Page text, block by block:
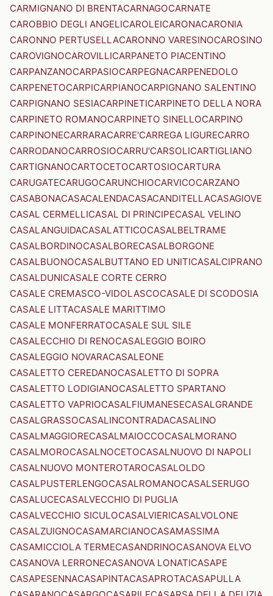
CARMIGNANO DI BRENTACARNAGOCARNATE
CAROBBIO DEGLI ANGELICAROLEICARONACARONIA
CARONNO PERTUSELLACARONNO VARESINOCAROSINO
CAROVIGNOCAROVILLICARPANETO PIACENTINO
CARPANZANOCARPASIOCARPEGNACARPENEDOLO
CARPENETOCARPICARPIANOCARPIGNANO SALENTINO
CARPIGNANO SESIACARPINETICARPINETO DELLA NORA
CARPINETO ROMANOCARPINETO SINELLOCARPINO
CARPINONECARRARACARRE'CARREGA LIGURECARRO
CARRODANOCARROSIOCARRU'CARSOLICARTIGLIANO
CARTIGNANOCARTOCETOCARTOSIOCARTURA
CARUGATECARUGOCARUNCHIOCARVICOCARZANO
CASABONACASACALENDACASACANDITELLACASAGIOVE
CASAL CERMELLICASAL DI PRINCIPECASAL VELINO
CASALANGUIDACASALATTICOCASALBELTRAME
CASALBORDINOCASALBORECASALBORGONE
CASALBUONOCASALBUTTANO ED UNITICASALCIPRANO
CASALDUNICASALE CORTE CERRO
CASALE CREMASCO-VIDOLASCOCASALE DI SCODOSIA
CASALE LITTACASALE MARITTIMO
CASALE MONFERRATOCASALE SUL SILE
CASALECCHIO DI RENOCASALEGGIO BOIRO
CASALEGGIO NOVARACASALEONE
CASALETTO CEREDANOCASALETTO DI SOPRA
CASALETTO LODIGIANOCASALETTO SPARTANO
CASALETTO VAPRIOCASALFIUMANESECASALGRANDE
CASALGRASSOCASALINCONTRADACASALINO
CASALMAGGIORECASALMAIOCCOCASALMORANO
CASALMOROCASALNOCETOCASALNUOVO DI NAPOLI
CASALNUOVO MONTEROTAROCASALOLDO
CASALPUSTERLENGOCASALROMANOCASALSERUGO
CASALUCECASALVECCHIO DI PUGLIA
CASALVECCHIO SICULOCASALVIERICASALVOLONE
CASALZUIGNOCASAMARCIANOCASAMASSIMA
CASAMICCIOLA TERMECASANDRINOCASANOVA ELVO
CASANOVA LERRONECASANOVA LONATICASAPE
CASAPESENNACASAPINTACASAPROTACASAPULLA